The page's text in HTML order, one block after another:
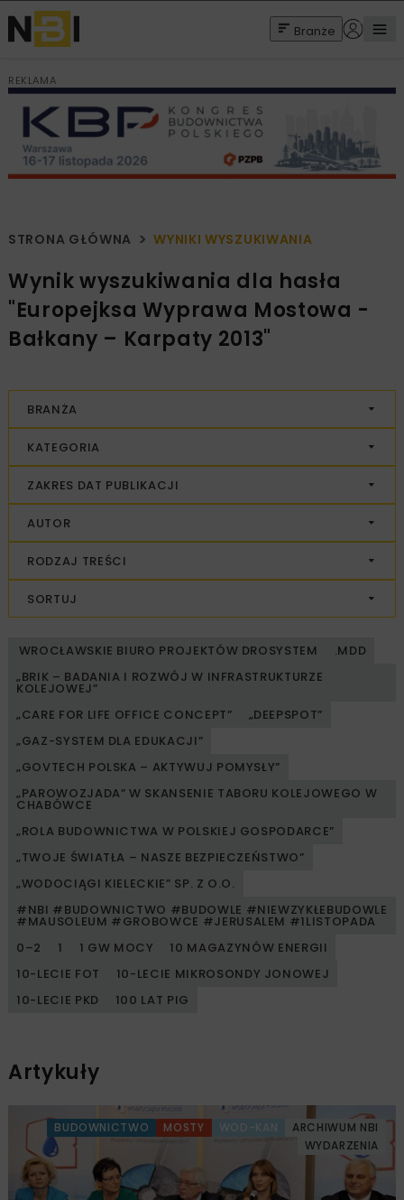
Branże
REKLAMA
STRONA GŁÓWNA WYNIKI WYSZUKIWANIA
Wynik wyszukiwania dla hasła
"Europejksa Wyprawa Mostowa -
Bałkany – Karpaty 2013"
BRANŻA
KATEGORIA
ZAKRES DAT PUBLIKACJI
AUTOR
RODZAJ TREŚCI
SORTUJ
WROCŁAWSKIE BIURO PROJEKTÓW DROSYSTEM
.MDD
„BRIK – BADANIA I ROZWÓJ W INFRASTRUKTURZE
KOLEJOWEJ”
„CARE FOR LIFE OFFICE CONCEPT”
„DEEPSPOT”
„GAZ-SYSTEM DLA EDUKACJI”
„GOVTECH POLSKA – AKTYWUJ POMYSŁY”
„PAROWOZJADA” W SKANSENIE TABORU KOLEJOWEGO W
CHABÓWCE
„ROLA BUDOWNICTWA W POLSKIEJ GOSPODARCE”
„TWOJE ŚWIATŁA – NASZE BEZPIECZEŃSTWO”
„WODOCIĄGI KIELECKIE” SP. Z O.O.
#NBI #BUDOWNICTWO #BUDOWLE #NIEWZYKŁEBUDOWLE
#MAUSOLEUM #GROBOWCE #JERUSALEM #1LISTOPADA
0–2
1 1 GW MOCY
10 MAGAZYNÓW ENERGII
10-LECIE FOT
10-LECIE MIKROSONDY JONOWEJ
10-LECIE PKD
100 LAT PIG
Artykuły
BUDOWNICTWO MOSTY WOD-KAN
ARCHIWUM NBI
WYDARZENIA